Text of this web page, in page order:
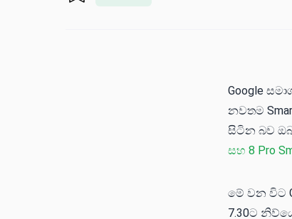
Google
නවතම
සිටින බව
සහ 8 Pro
මේ වන විට
7.30ට